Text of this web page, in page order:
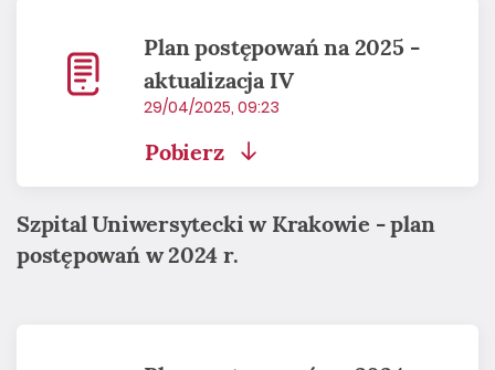
Plan postępowań na 2025 -
aktualizacja IV
29/04/2025, 09:23
Pobierz
Szpital Uniwersytecki w Krakowie - plan
postępowań w 2024 r.